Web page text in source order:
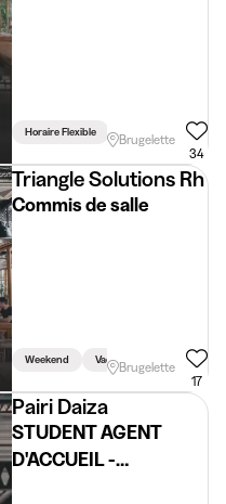
Horaire Flexible
Brugelette
34
Triangle Solutions Rh
Commis de salle
Weekend VacancesBrugelette
17
Pairi Daiza
STUDENT AGENT
D'ACCUEIL -